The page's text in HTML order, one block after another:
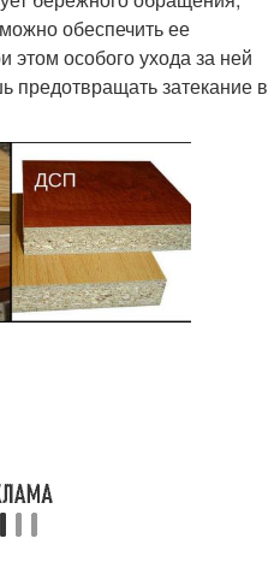
обеспечить ее
этом особого ухода за ней
предотвращать затекание в